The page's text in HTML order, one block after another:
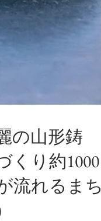
の山形鋳
くり約1000
流れるまち